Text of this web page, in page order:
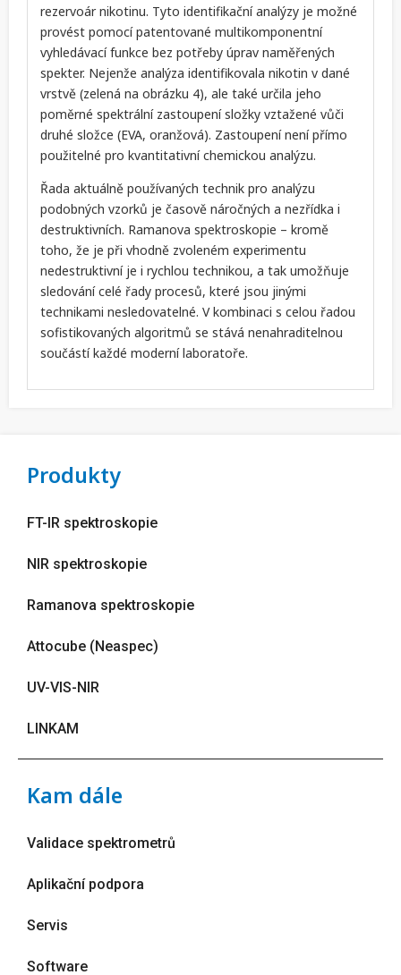
rezervoár nikotinu. Tyto identifikační analýzy je možné
provést pomocí patentované multikomponentní
vyhledávací funkce bez potřeby úprav naměřených
spekter. Nejenže analýza identifikovala nikotin v dané
vrstvě (zelená na obrázku 4), ale také určila jeho
poměrné spektrální zastoupení složky vztažené vůči
druhé složce (EVA, oranžová). Zastoupení není přímo
použitelné pro kvantitativní chemickou analýzu.
Řada aktuálně používaných technik pro analýzu
podobných vzorků je časově náročných a nezřídka i
destruktivních. Ramanova spektroskopie – kromě
toho, že je při vhodně zvoleném experimentu
nedestruktivní je i rychlou technikou, a tak umožňuje
sledování celé řady procesů, které jsou jinými
technikami nesledovatelné. V kombinaci s celou řadou
sofistikovaných algoritmů se stává nenahraditelnou
součástí každé moderní laboratoře.
Produkty
FT-IR spektroskopie
NIR spektroskopie
Ramanova spektroskopie
Attocube (Neaspec)
UV-VIS-NIR
LINKAM
Kam dále
Validace spektrometrů
Aplikační podpora
Servis
Software